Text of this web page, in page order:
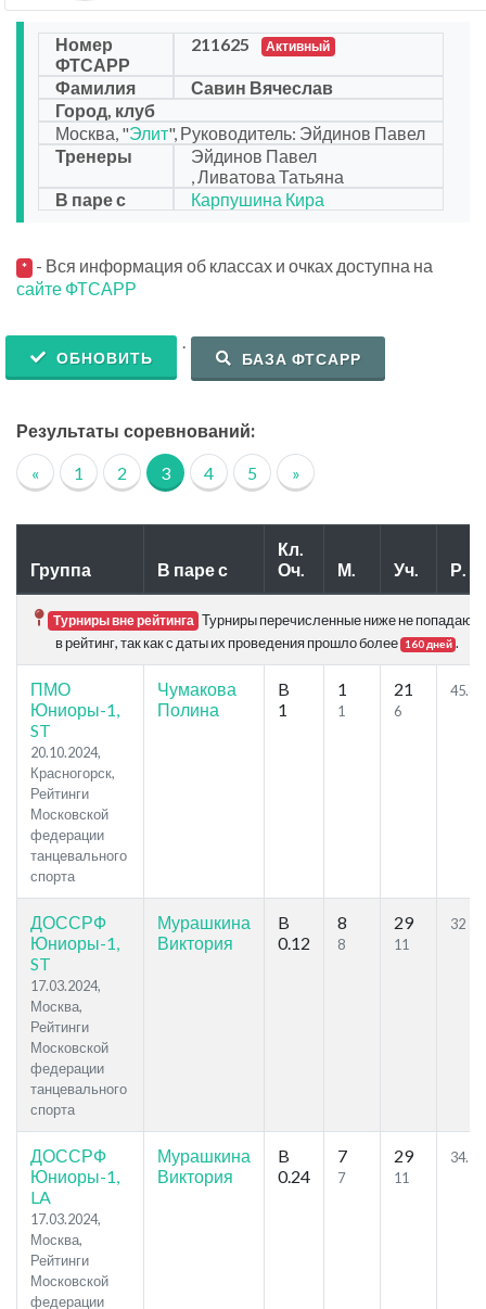
Номер
ФТСАРР
211625 Активный
Фамилия
Савин Вячеслав
Город, клуб
Москва, "Элит", Руководитель: Эйдинов Павел
Тренеры
Эйдинов Павел
, Ливатова Татьяна
В паре с
Карпушина Кира
* - Вся информация об классах и очках доступна на
сайте ФТСАРР
ОБНОВИТЬ
.
БАЗА ФТСАРР
Результаты соревнований:
« 1 2 3 4 5 »
Группа В паре с
Кл.
Оч.
М. Уч. Р.
Турниры вне рейтинга Турниры перечисленные ниже не попадают
в рейтинг, так как с даты их проведения прошло более
160 дней .
ПМО
Юниоры-1,
ST
20.10.2024,
Красногорск,
Рейтинги
Московской
федерации
танцевального
спорта
Чумакова
Полина
B
1
1
1
21
6
45.83
ДОССРФ
Юниоры-1,
ST
17.03.2024,
Москва,
Рейтинги
Московской
федерации
танцевального
спорта
Мурашкина
Виктория
B
0.12
8
8
29
11
32
ДОССРФ
Юниоры-1,
LA
17.03.2024,
Москва,
Рейтинги
Московской
федерации
Мурашкина
Виктория
B
0.24
7
7
29
11
34.21